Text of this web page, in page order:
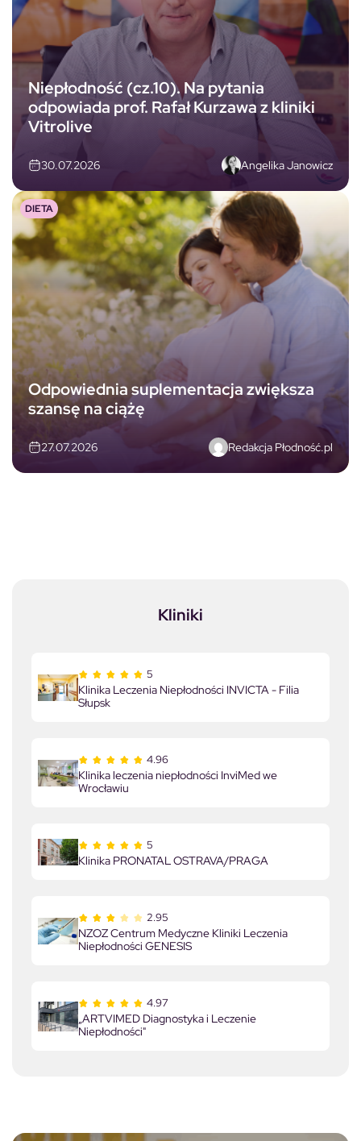
Niepłodność (cz.10). Na pytania
odpowiada prof. Rafał Kurzawa z kliniki
Vitrolive
30.07.2026 Angelika Janowicz
Odpowiednia suplementacja zwiększa
szansę na ciążę
27.07.2026 Redakcja Płodność.pl
DIETA
Kliniki
5
Klinika Leczenia Niepłodności INVICTA - Filia
Słupsk
4.96
Klinika leczenia niepłodności InviMed we
Wrocławiu
5
Klinika PRONATAL OSTRAVA/PRAGA
2.95
NZOZ Centrum Medyczne Kliniki Leczenia
Niepłodności GENESIS
4.97
„ARTVIMED Diagnostyka i Leczenie
Niepłodności"